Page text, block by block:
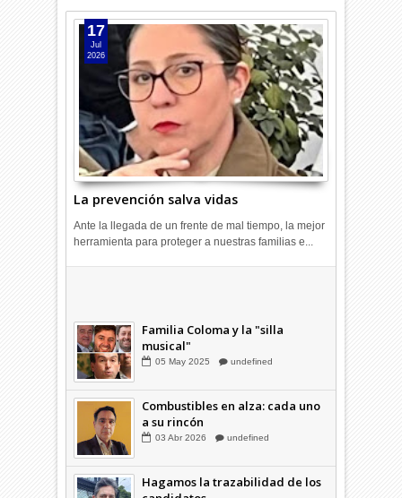
La prevención salva vidas
17
Jul
2026
Ante la llegada de un frente de mal tiempo, la mejor
herramienta para proteger a nuestras familias e...
Familia Coloma y la "silla
musical"
Combustibles en alza: cada uno
a su rincón